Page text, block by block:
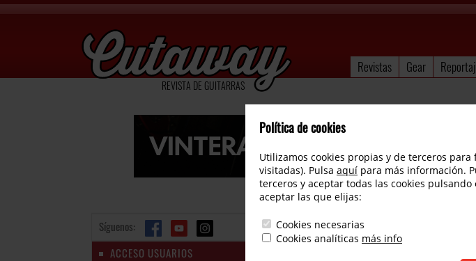
REVISTA DE GUITARRAS
Revistas Gear
Squier presenta
Síguenos:
ACCESO USUARIOS
Política de cookies
Utilizamos cookies propias y de terceros
visitadas). Pulsa aquí para más información.
terceros y aceptar todas las cookies
aceptar las que elijas:
Cookies necesarias
Cookies analíticas más info